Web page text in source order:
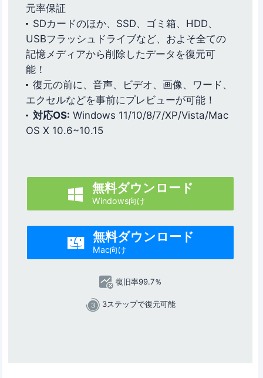
元率保証
SDカードのほか、SSD、ゴミ箱、HDD、
USBフラッシュドライブなど、およそ全ての
記憶メディアから削除したデータを復元可
能！
復元の前に、音声、ビデオ、画像、ワード、
エクセルなどを事前にプレビューが可能！
対応OS: Windows 11/10/8/7/XP/Vista/Mac
OS X 10.6~10.15
 無料ダウンロード
Windows向け
 無料ダウンロード
Mac向け
復旧率99.7％
3ステップで復元可能